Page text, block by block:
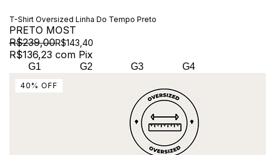
T-Shirt Oversized Linha Do Tempo Preto
PRETO MOST
R$239,00R$143,40
R$136,23 com Pix
G1 G2 G3 G4
40 % OFF